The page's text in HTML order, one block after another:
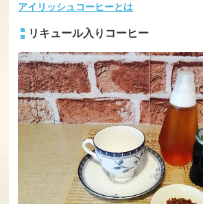
アイリッシュコーヒーとは
リキュール入りコーヒー